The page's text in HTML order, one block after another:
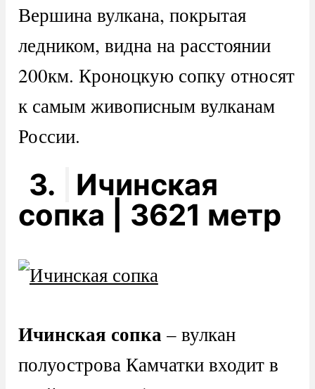
Вершина вулкана, покрытая
ледником, видна на расстоянии
200км. Кроноцкую сопку относят
к самым живописным вулканам
России.
3.
Ичинская
сопка | 3621 метр
Ичинская сопка – вулкан
полуострова Камчатки входит в